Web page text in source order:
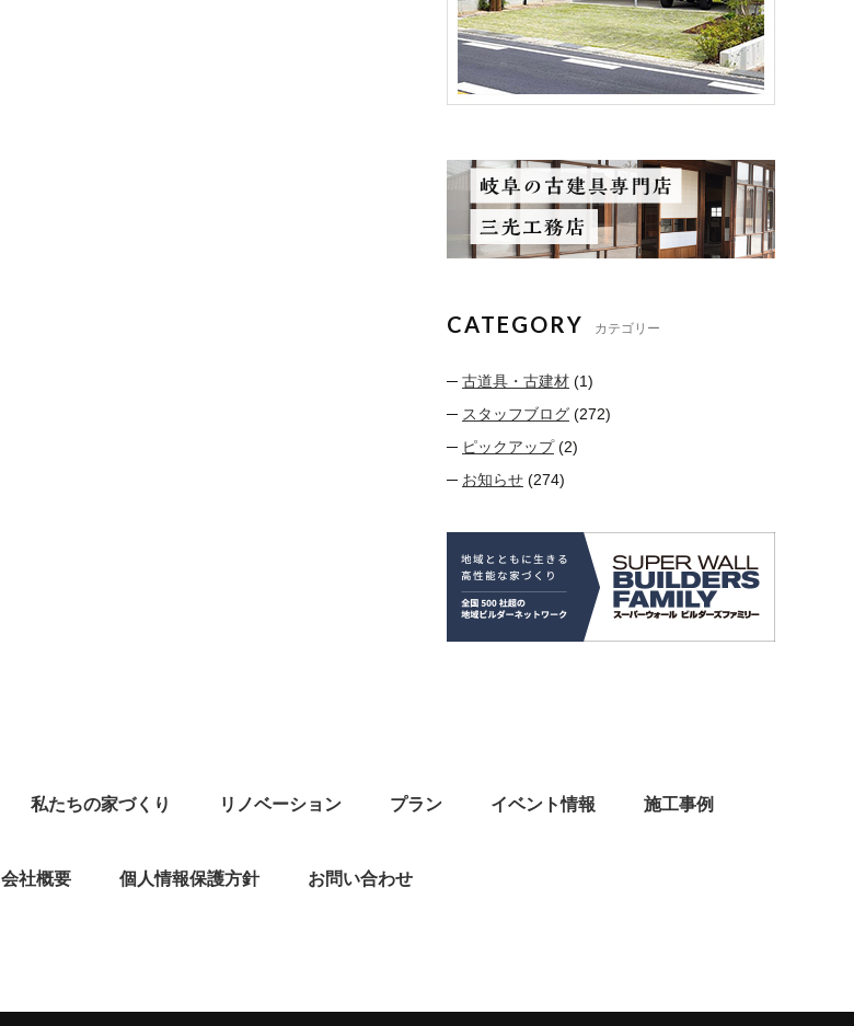
CATEGORY カテゴリー
古道具・古建材 (1)
スタッフブログ (272)
ピックアップ(2)
お知らせ (274)
私たちの家づくり リノベーション プラン イベント情報 施工事例
会社概要 個人情報保護方針 お問い合わせ